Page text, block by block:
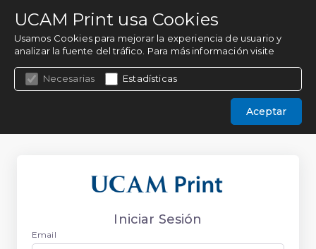
Iniciar Sesión
Email
UCAM Print usa Cookies
Usamos Cookies para mejorar la experiencia de usuario y
analizar la fuente del tráfico. Para más información visite
Necesarias
Estadísticas
Aceptar